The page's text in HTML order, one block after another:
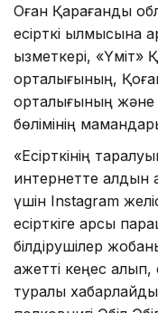
Оған Қарағанды
есірткі қылмысына
қызметкері,
орталығының,
орталығының және
бөлімінің
«Есірткінің
интернетте
үшін Instagram
есірткіге қарсы
білдірушілер
қажетті кеңес алып,
туралы